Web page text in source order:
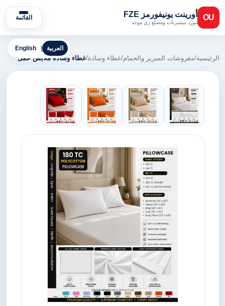
OU أورينت يونيفورمز FZE
مورد تيشيرتات ومصنّع زي موحد
القائمة
English العربية
الرئيسية/مفروشات السرير والحمام/غطاء وسادة/غطاء وسادة ملابس عمل